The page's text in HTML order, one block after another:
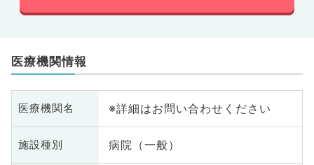
医療機関情報
医療機関名 ※詳細はお問い合わせください
施設種別 病院（一般）